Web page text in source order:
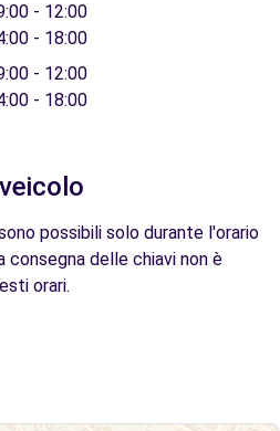
- 12:00
- 18:00
- 12:00
- 18:00
possibili solo durante l'orario
consegna delle chiavi non è
orari.